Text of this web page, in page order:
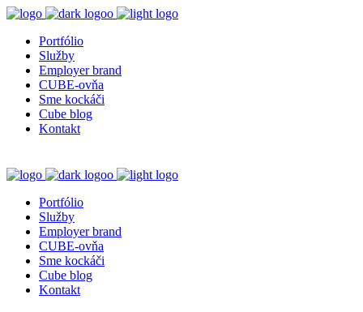
Portfólio
Služby
Employer brand
CUBE-ovňa
Sme kockáči
Cube blog
Kontakt
Portfólio
Služby
Employer brand
CUBE-ovňa
Sme kockáči
Cube blog
Kontakt